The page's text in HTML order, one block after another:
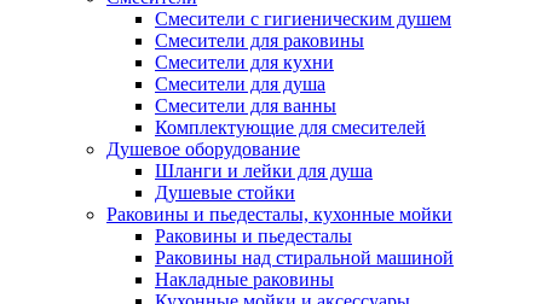
Смесители с гигиеническим душем
Смесители для раковины
Смесители для кухни
Смесители для душа
Смесители для ванны
Комплектующие для смесителей
Душевое оборудование
Шланги и лейки для душа
Душевые стойки
Раковины и пьедесталы, кухонные мойки
Раковины и пьедесталы
Раковины над стиральной машиной
Накладные раковины